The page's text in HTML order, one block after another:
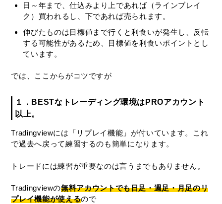
日～年まで、仕込みより上であれば（ラインブレイ
ク）買われるし、下であれば売られます。
伸びたものは目標値まで行くと利食いが発生し、反転
する可能性があるため、目標値を利食いポイントとし
ています。
では、ここからがコツですが
１．BESTなトレーディング環境はPROアカウント
以上。
Tradingviewには「リプレイ機能」が付いています。これ
で過去へ戻って練習するのも簡単になります。
トレードには練習が重要なのは言うまでもありません。
Tradingviewの無料アカウントでも日足・週足・月足のリ
プレイ機能が使えるので